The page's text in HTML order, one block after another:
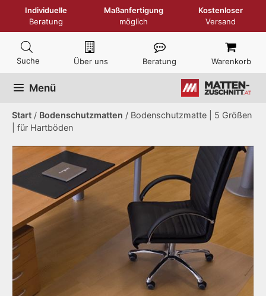
Individuelle
Beratung
Maßanfertigung
möglich
Kostenloser
Versand
Über uns Beratung Warenkorb
Menü
Start / Bodenschutzmatten / Bodenschutzmatte | 5 Größen
| für Hartböden